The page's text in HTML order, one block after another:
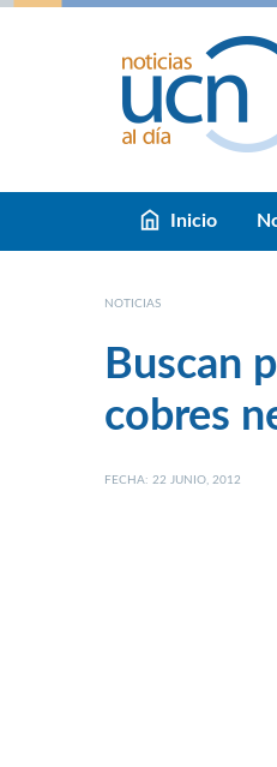
Inicio
NOTICIAS
Buscan
cobres
FECHA: 22 JUNIO, 2012